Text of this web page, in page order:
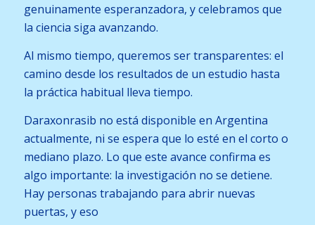
genuinamente esperanzadora, y celebramos que
la ciencia siga avanzando.
Al mismo tiempo, queremos ser transparentes: el
camino desde los resultados de un estudio hasta
la práctica habitual lleva tiempo.
Daraxonrasib no está disponible en Argentina
actualmente, ni se espera que lo esté en el corto o
mediano plazo. Lo que este avance confirma es
algo importante: la investigación no se detiene.
Hay personas trabajando para abrir nuevas
puertas, y eso